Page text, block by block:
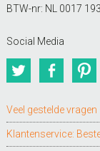
BTW-nr: NL 0017
Social Media
Twitter
Veel gestelde vragen
Klantenservice: